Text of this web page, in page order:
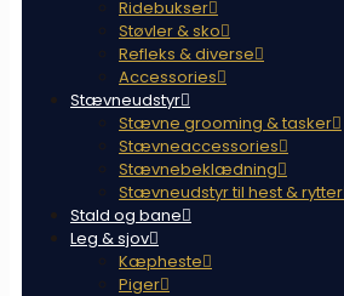
Ridebukser
Støvler & sko
Refleks & diverse
Accessories
Stævneudstyr
Stævne grooming & tasker
Stævneaccessories
Stævnebeklædning
Stævneudstyr til hest & rytter
Stald og bane
Leg & sjov
Kæpheste
Piger